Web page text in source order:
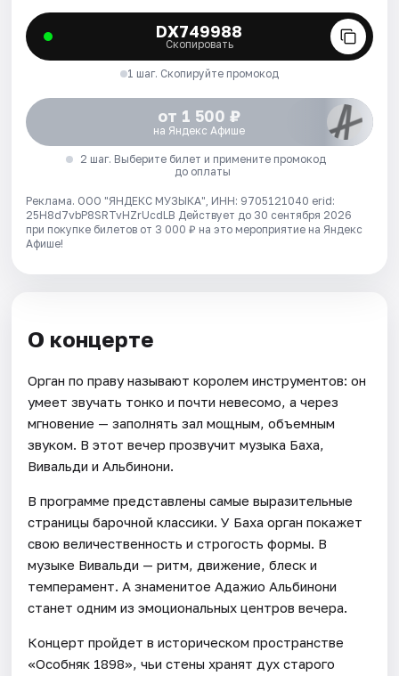
DX749988
Скопировать
1 шаг. Скопируйте промокод
от 1 500 ₽
на Яндекс Афише
2 шаг. Выберите билет и примените промокод
до оплаты
Реклама. ООО "ЯНДЕКС МУЗЫКА", ИНН: 9705121040 erid:
25H8d7vbP8SRTvHZrUcdLB Действует до 30 сентября 2026
при покупке билетов от 3 000 ₽ на это мероприятие на Яндекс
Афише!
О концерте
Орган по праву называют королем инструментов: он
умеет звучать тонко и почти невесомо, а через
мгновение — заполнять зал мощным, объемным
звуком. В этот вечер прозвучит музыка Баха,
Вивальди и Альбинони.
В программе представлены самые выразительные
страницы барочной классики. У Баха орган покажет
свою величественность и строгость формы. В
музыке Вивальди — ритм, движение, блеск и
темперамент. А знаменитое Адажио Альбинони
станет одним из эмоциональных центров вечера.
Концерт пройдет в историческом пространстве
«Особняк 1898», чьи стены хранят дух старого